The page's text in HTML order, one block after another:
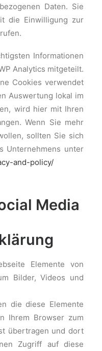
Daten. Sie
die Einwilligung zur
Informationen
Analytics mitgeteilt.
Cookies verwendet
Auswertung lokal im
wird hier mit Ihren
Wenn Sie mehr
sollten Sie sich
Unternehmens unter
and-policy/
Media
Elemente von
Bilder, Videos und
die diese Elemente
Ihrem Browser zum
übertragen und dort
Zugriff auf diese